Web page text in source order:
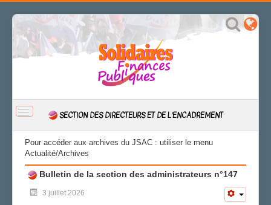
BASCULER
NAVIGATION
SECTION DES DIRECTEURS ET DE L'ENCADREMENT
ACCUEIL
Archives
LE BSA
Pour accéder aux archives du JSAC : utiliser le menu
Actualité/Archives
Bulletin de la section des administrateurs n°147
3 juillet 2026